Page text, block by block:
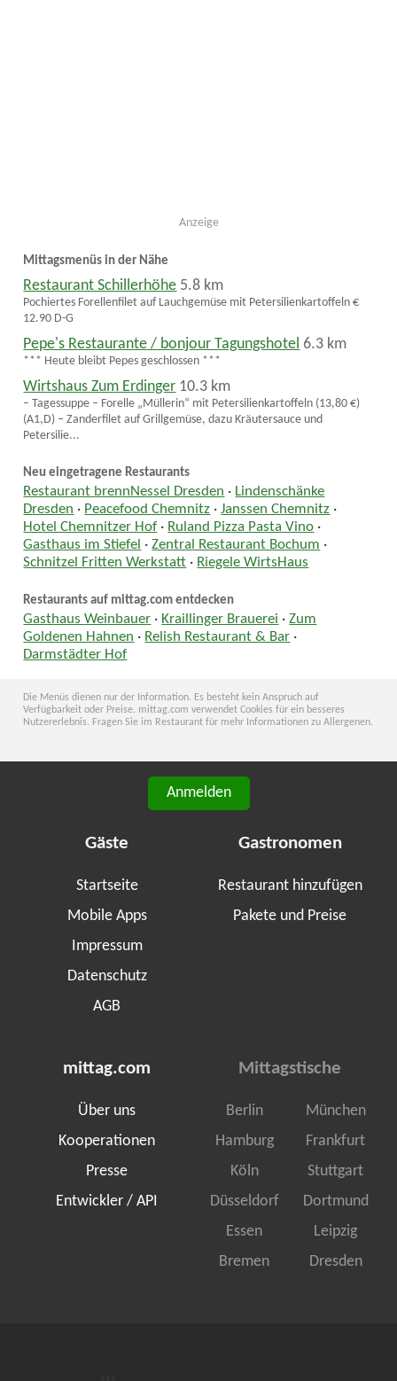
Anzeige
Mittagsmenüs in der Nähe
Restaurant Schillerhöhe 5.8 km
Pochiertes Forellenfilet auf Lauchgemüse mit Petersilienkartoffeln €
12.90 D-G
Pepe's Restaurante / bonjour Tagungshotel 6.3 km
*** Heute bleibt Pepes geschlossen ***
Wirtshaus Zum Erdinger 10.3 km
– Tagessuppe – Forelle „Müllerin“ mit Petersilienkartoffeln (13,80 €)
(A1,D) – Zanderfilet auf Grillgemüse, dazu Kräutersauce und
Petersilie...
Neu eingetragene Restaurants
Restaurant brennNessel Dresden · Lindenschänke
Dresden · Peacefood Chemnitz ·Janssen Chemnitz ·
Hotel Chemnitzer Hof · Ruland Pizza Pasta Vino ·
Gasthaus im Stiefel ·Zentral Restaurant Bochum ·
Schnitzel Fritten Werkstatt · Riegele WirtsHaus
Restaurants auf mittag.com entdecken
Gasthaus Weinbauer · Kraillinger Brauerei ·Zum
Goldenen Hahnen · Relish Restaurant & Bar ·
Darmstädter Hof
Die Menüs dienen nur der Information. Es besteht kein Anspruch auf
Verfügbarkeit oder Preise. mittag.com verwendet Cookies für ein besseres
Nutzererlebnis. Fragen Sie im Restaurant für mehr Informationen zu Allergenen.
Anmelden
Gäste
Startseite
Mobile Apps
Impressum
Datenschutz
AGB
Gastronomen
Restaurant hinzufügen
Pakete und Preise
mittag.com
Über uns
Kooperationen
Presse
Entwickler / API
Mittagstische
Berlin
München
Hamburg
Frankfurt
Köln
Stuttgart
Düsseldorf
Dortmund
Essen
Leipzig
Bremen
Dresden